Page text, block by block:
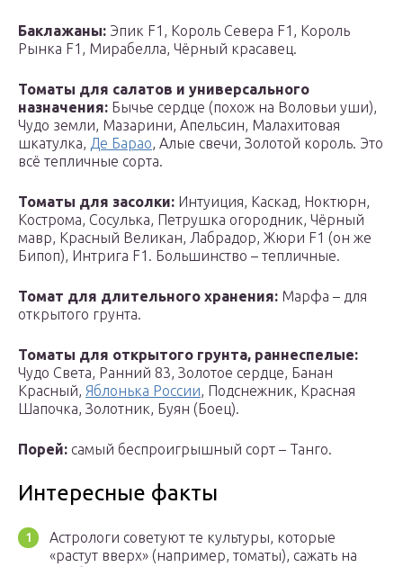
Баклажаны: Эпик F1, Король Севера F1, Король
Рынка F1, Мирабелла, Чёрный красавец.
Томаты для салатов и универсального
назначения: Бычье сердце (похож на Воловьи уши),
Чудо земли, Мазарини, Апельсин, Малахитовая
шкатулка, Де Барао, Алые свечи, Золотой король. Это
всё тепличные сорта.
Томаты для засолки: Интуиция, Каскад, Ноктюрн,
Кострома, Сосулька, Петрушка огородник, Чёрный
мавр, Красный Великан, Лабрадор, Жюри F1 (он же
Бипоп), Интрига F1. Большинство – тепличные.
Томат для длительного хранения: Марфа – для
открытого грунта.
Томаты для открытого грунта, раннеспелые:
Чудо Света, Ранний 83, Золотое сердце, Банан
Красный, Яблонька России, Подснежник, Красная
Шапочка, Золотник, Буян (Боец).
Порей: самый беспроигрышный сорт – Танго.
Интересные факты
Астрологи советуют те культуры, которые
«растут вверх» (например, томаты), сажать на